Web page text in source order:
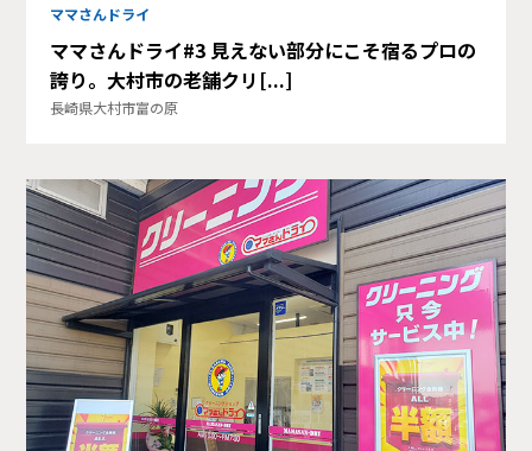
ママさんドライ
ママさんドライ#3 見えない部分にこそ宿るプロの
誇り。大村市の老舗クリ[...]
長崎県大村市富の原